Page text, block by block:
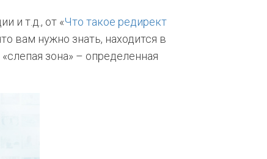
и т.д., от «Что такое редирект
вам нужно знать, находится в
зона» – определенная